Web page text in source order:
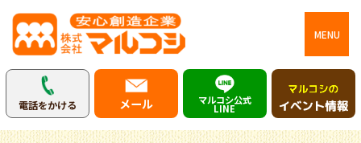
MENU
電話をかける メール マルコシ公式
LINE